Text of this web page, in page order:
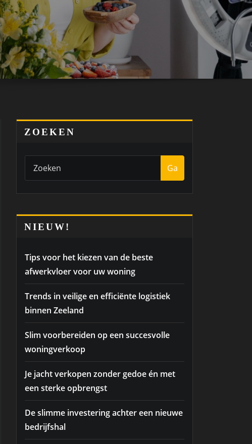
ZOEKEN
Ga
NIEUW!
Tips voor het kiezen van de beste
afwerkvloer voor uw woning
Trends in veilige en efficiënte logistiek
binnen Zeeland
Slim voorbereiden op een succesvolle
woningverkoop
Je jacht verkopen zonder gedoe én met
een sterke opbrengst
De slimme investering achter een nieuwe
bedrijfshal